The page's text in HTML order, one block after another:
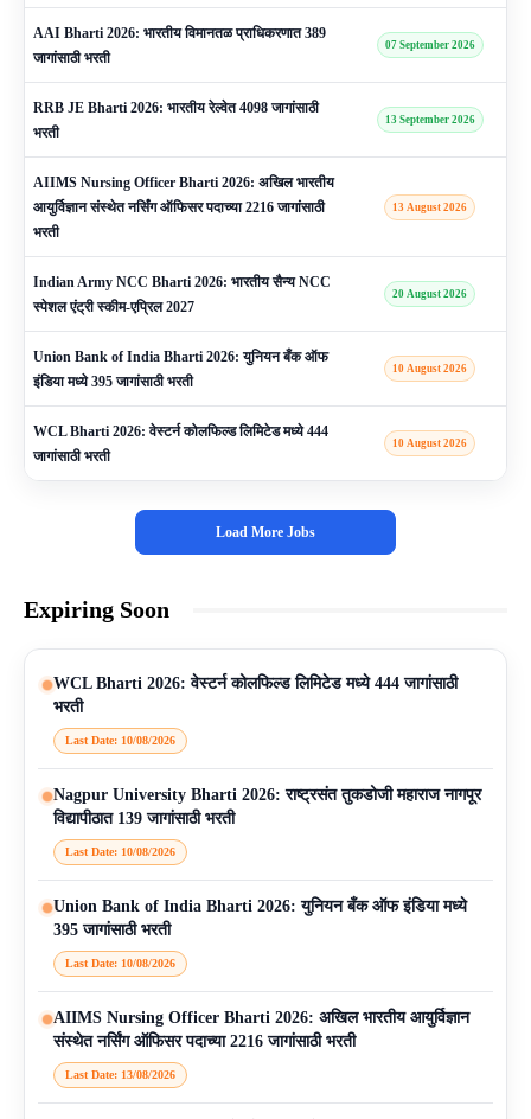
AAI Bharti 2026: भारतीय विमानतळ प्राधिकरणात 389
जागांसाठी भरती
07 September 2026
RRB JE Bharti 2026: भारतीय रेल्वेत 4098 जागांसाठी
भरती
13 September 2026
AIIMS Nursing Officer Bharti 2026: अखिल भारतीय
आयुर्विज्ञान संस्थेत नर्सिंग ऑफिसर पदाच्या 2216 जागांसाठी
भरती
13 August 2026
Indian Army NCC Bharti 2026: भारतीय सैन्य NCC
स्पेशल एंट्री स्कीम-एप्रिल 2027
20 August 2026
Union Bank of India Bharti 2026: युनियन बँक ऑफ
इंडिया मध्ये 395 जागांसाठी भरती
10 August 2026
WCL Bharti 2026: वेस्टर्न कोलफिल्ड लिमिटेड मध्ये 444
जागांसाठी भरती
10 August 2026
Load More Jobs
Expiring Soon
WCL Bharti 2026: वेस्टर्न कोलफिल्ड लिमिटेड मध्ये 444 जागांसाठी
भरती
Last Date: 10/08/2026
Nagpur University Bharti 2026: राष्ट्रसंत तुकडोजी महाराज नागपूर
विद्यापीठात 139 जागांसाठी भरती
Last Date: 10/08/2026
Union Bank of India Bharti 2026: युनियन बँक ऑफ इंडिया मध्ये
395 जागांसाठी भरती
Last Date: 10/08/2026
AIIMS Nursing Officer Bharti 2026: अखिल भारतीय आयुर्विज्ञान
संस्थेत नर्सिंग ऑफिसर पदाच्या 2216 जागांसाठी भरती
Last Date: 13/08/2026